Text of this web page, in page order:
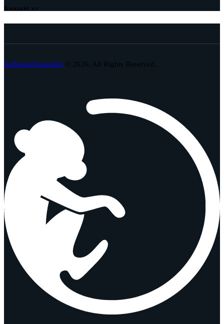
Kontakt os
Købmandsgaarden © 2026. All Rights Reserved.